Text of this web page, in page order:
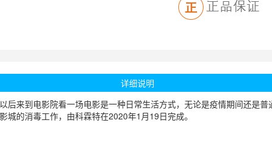
详细说明
后来到电影院看一场电影是一种日常生活方式，无论是疫情期间还是
的消毒工作，由科霖特在2020年1月19日完成。